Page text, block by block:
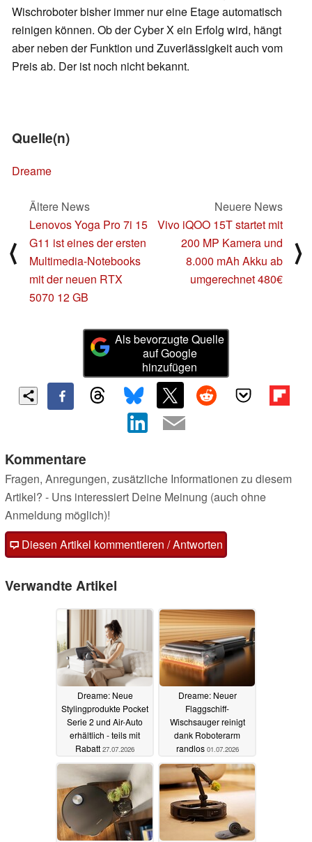
Wischroboter bisher immer nur eine Etage automatisch
reinigen können. Ob der Cyber X ein Erfolg wird, hängt
aber neben der Funktion und Zuverlässigkeit auch vom
Preis ab. Der ist noch nicht bekannt.
Quelle(n)
Dreame
⟨
Ältere News
Lenovos Yoga Pro 7i 15
G11 ist eines der ersten
Multimedia-Notebooks
mit der neuen RTX
5070 12 GB
Neuere News
Vivo iQOO 15T startet mit
200 MP Kamera und
8.000 mAh Akku ab
umgerechnet 480€
⟩
Als bevorzugte Quelle
auf Google
hinzufügen
Kommentare
Fragen, Anregungen, zusätzliche Informationen zu diesem
Artikel? - Uns interessiert Deine Meinung (auch ohne
Anmeldung möglich)!
Diesen Artikel kommentieren / Antworten
Verwandte Artikel
Dreame: Neue
Stylingprodukte Pocket
Serie 2 und Air-Auto
erhältlich - teils mit
Rabatt 27.07.2026
Dreame: Neuer
Flaggschiff-
Wischsauger reinigt
dank Roboterarm
randlos 01.07.2026